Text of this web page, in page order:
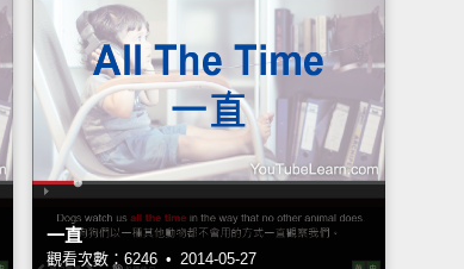
一直
觀看次數：6246 • 2014-05-27